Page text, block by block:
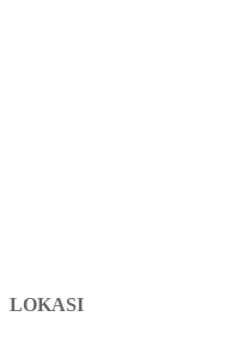
LOKASI